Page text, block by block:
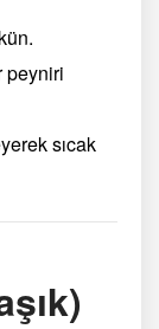
peyniri
sıcak